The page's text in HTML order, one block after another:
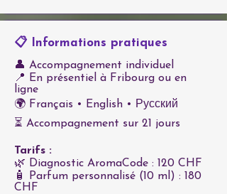
📋 Informations pratiques
👤 Accompagnement individuel
📍 En présentiel à Fribourg ou en
ligne
🌍 Français • English • Русский
⏳ Accompagnement sur 21 jours
Tarifs :
🌿 Diagnostic AromaCode : 120 CHF
🧴 Parfum personnalisé (10 ml) : 180
CHF